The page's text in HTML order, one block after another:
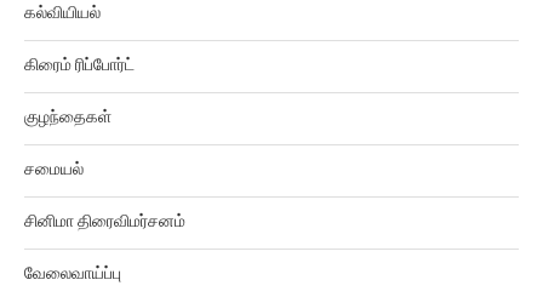
கல்வியியல்
கிரைம் ரிப்போர்ட்
குழந்தைகள்
சமையல்
சினிமா திரைவிமர்சனம்
வேலைவாய்ப்பு